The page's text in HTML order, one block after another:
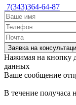
7(343)364-64-87
Заявка на
Нажимая на кнопку
данных
Ваше сообщение
В течение получаса